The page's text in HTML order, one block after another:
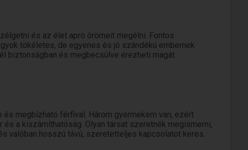
és az élet apró örömeit megélni. Fontos
tökéletes, de egyenes és jó szándékú embernek
biztonságban és megbecsülve érezheti magát.
megbízható férfival. Három gyermekem van, ezért
a kiszámíthatóság. Olyan társat szeretnék megismerni,
valóban hosszú távú, szeretetteljes kapcsolatot keres.